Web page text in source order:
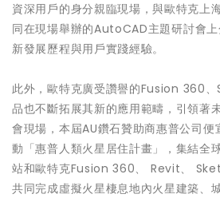
資深用戶的身分親臨現場，與歐特克上
同在現場舉辦的AutoCAD主題研討會
新發展歷程與用戶實踐經驗。
此外，歐特克廣受讚譽的Fusion 360
品也不斷拓展其新的應用範疇，引領著
會現場，本屆AU鑽石贊助商惠普公司
動「惠普人類火星居住計畫」，集結全
站和歐特克Fusion 360、 Revit、
共同完成虛擬火星棲息地內火星建築、